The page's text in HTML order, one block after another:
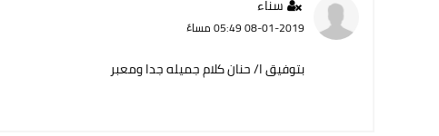
سناء
08-01-2019 05:49 مساءً
بتوفيق ا/ حنان كلام جميله جدا ومعبر